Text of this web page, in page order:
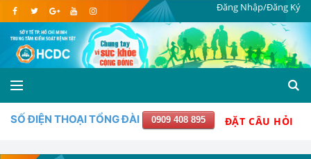
Đăng Nhập/Đăng Ký
SỐ ĐIỆN THOẠI TỔNG ĐÀI 0909 408 895 ĐẶT CÂU HỎI